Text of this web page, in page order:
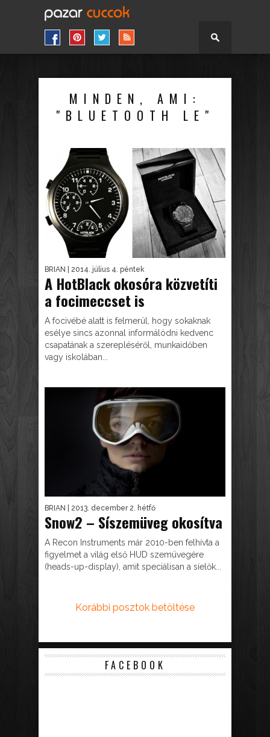
MINDEN, AMI:
"BLUETOOTH LE"
BRIAN | 2014. július 4. péntek
A HotBlack okosóra közvetíti
a focimeccset is
A focivébé alatt is felmerül, hogy sokaknak
esélye sincs azonnal informálódni kedvenc
csapatának a szerepléséről, munkaidőben
vagy iskolában...
BRIAN | 2013. december 2. hétfő
Snow2 – Síszemüveg okosítva
A Recon Instruments már 2010-ben felhívta a
figyelmet a világ első HUD szemüvegére
(heads-up-display), amit speciálisan a síelők...
Korábbi posztok betöltése
FACEBOOK